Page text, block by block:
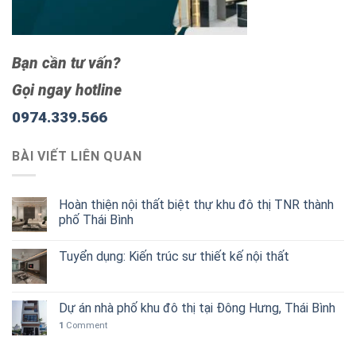
Bạn cần tư vấn?
Gọi ngay hotline
0974.339.566
BÀI VIẾT LIÊN QUAN
Hoàn thiện nội thất biệt thự khu đô thị TNR thành
phố Thái Bình
Tuyển dụng: Kiến trúc sư thiết kế nội thất
Dự án nhà phố khu đô thị tại Đông Hưng, Thái Bình
1 Comment